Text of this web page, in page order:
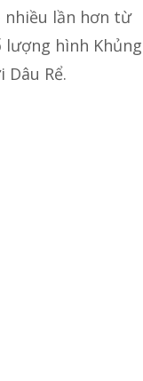
lần hơn từ
lượng hình Khủng
Rể.